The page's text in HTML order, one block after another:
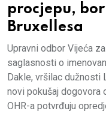
procjepu,
Bruxellesa
Upravni odbor Vijeća
saglasnosti o
Dakle, vršilac dužnosti
novi pokušaj dogovora
OHR-a potvrđuju